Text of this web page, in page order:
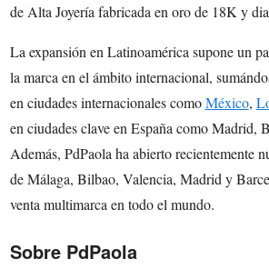
de Alta Joyería fabricada en oro de 18K y
La expansión en Latinoamérica supone un
la marca en el ámbito internacional,
en ciudades internacionales comoMéxico,
en ciudades clave en España como Madrid,
Además, PdPaola ha abierto recientemente
de Málaga, Bilbao, Valencia, Madrid y
venta multimarca en todo el mundo.
Sobre PdPaola